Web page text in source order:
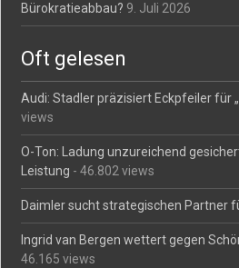
Bürokratieabbau? 9. Juli 2026
Oft gelesen
Audi: Stadler präzisiert Eckpfeiler für
views
O-Ton: Ladung unzureichend
Leistung - 46.802 views
Daimler sucht strategischen Partner
Ingrid van Bergen wettert gegen
46.165 views